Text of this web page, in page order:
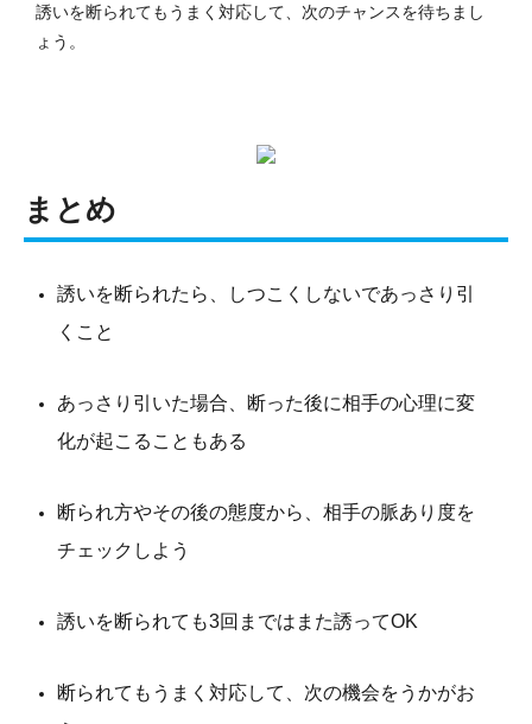
誘いを断られてもうまく対応して、次のチャンスを待ちまし
ょう。
まとめ
誘いを断られたら、しつこくしないであっさり引
くこと
あっさり引いた場合、断った後に相手の心理に変
化が起こることもある
断られ方やその後の態度から、相手の脈あり度を
チェックしよう
誘いを断られても3回まではまた誘ってOK
断られてもうまく対応して、次の機会をうかがお